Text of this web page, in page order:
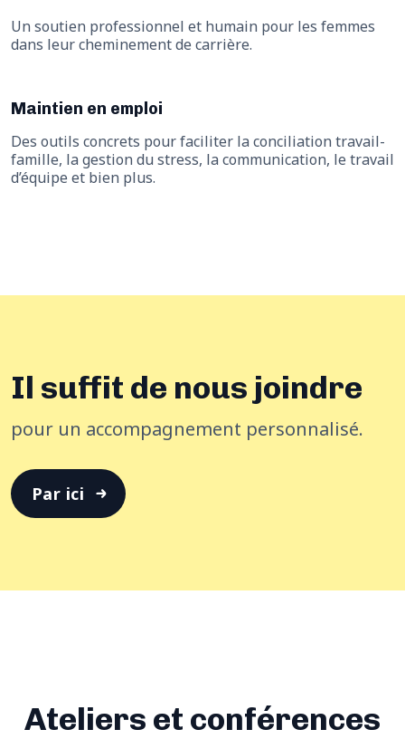
Un soutien professionnel et humain pour les femmes
dans leur cheminement de carrière.
Maintien en emploi
Des outils concrets pour faciliter la conciliation travail-
famille, la gestion du stress, la communication, le travail
d’équipe et bien plus.
Il suffit de nous joindre
pour un accompagnement personnalisé.
Par ici
Ateliers et conférences